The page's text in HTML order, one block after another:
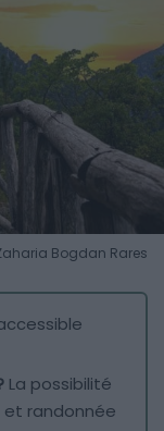
Bogdan Rares
La possibilité
randonnée